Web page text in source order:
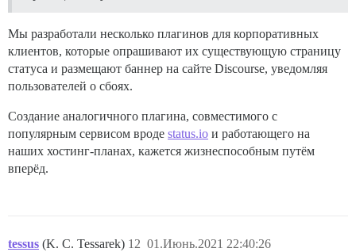
Мы разработали несколько плагинов для корпоративных
клиентов, которые опрашивают их существующую страницу
статуса и размещают баннер на сайте Discourse, уведомляя
пользователей о сбоях.
Создание аналогичного плагина, совместимого с
популярным сервисом вроде status.io и работающего на
наших хостинг-планах, кажется жизнеспособным путём
вперёд.
tessus (K. C. Tessarek) 01.Июнь.2021 22:40:26
12